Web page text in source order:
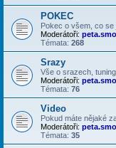
POKEC
Pokec o všem, co se
Moderátoři:
Témata: 268
Srazy
Vše o srazech,
Moderátoři:
Témata: 76
Video
Pokud máte nějaké
Moderátoři:
Témata: 35